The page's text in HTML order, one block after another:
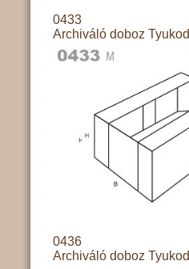
0433
Archiváló doboz Tyukod
0436
Archiváló doboz Tyukod